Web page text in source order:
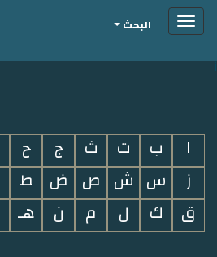
i
Toggleالبحث
ا ب ت ث ج ح
ز
س ش ص ض ط
ق
ك ل م ن هـ